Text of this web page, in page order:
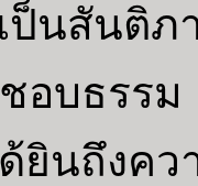
เป็นสันติ
อบธรรม
ยินถึงค